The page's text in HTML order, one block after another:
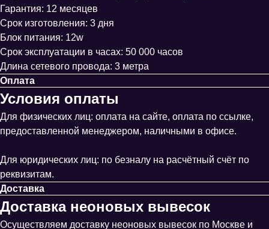
Гарантия: 12 месяцев
Срок изготовления: 3 дня
Блок питания: 12w
Срок эксплуатации в часах: 50 000 часов
Длина сетевого провода: 3 метра
Оплата
Условия оплаты
Для физических лиц: оплата на сайте, оплата по ссылке,
предоставленной менеджером, наличными в офисе.
Для юридических лиц: по безналу на расчётный счёт по
реквизитам.
Доставка
Доставка неоновых вывесок
Осуществляем доставку неоновых вывесок по Москве и